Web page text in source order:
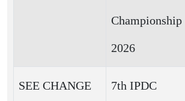
Championship
2026
SEE CHANGE 7th IPDC